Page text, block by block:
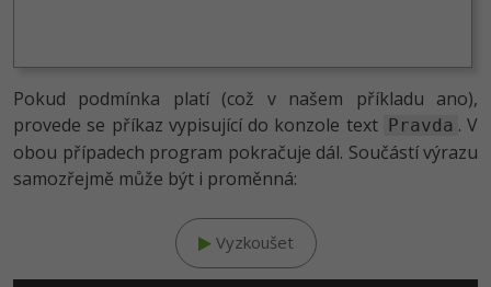
Business
Kryptoměny -25%
Copywriting -30%
MS Office -80%
Adobe After Effects
Blender -80%
Fotografování -80%
Pokud podmínka platí (což v našem příkladu ano),
provede se příkaz vypisující do konzole text Pravda . V
obou případech program pokračuje dál. Součástí výrazu
samozřejmě může být i proměnná:
Vyzkoušet